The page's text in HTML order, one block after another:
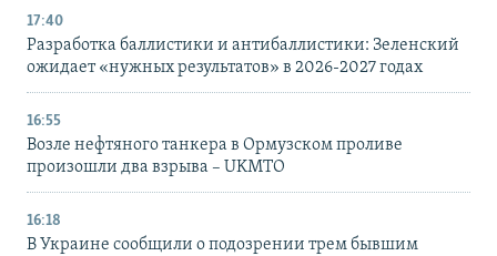
17:40
Разработка баллистики и антибаллистики: Зеленский
ожидает «нужных результатов» в 2026-2027 годах
16:55
Возле нефтяного танкера в Ормузском проливе
произошли два взрыва – UKMTO
16:18
В Украине сообщили о подозрении трем бывшим